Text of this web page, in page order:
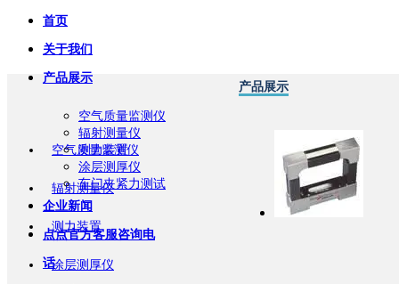
首页
关于我们
产品展示
空气质量监测仪
辐射测量仪
测力装置
涂层测厚仪
车门夹紧力测试
企业新闻
点点官方客服咨询电
话
空气质量监测仪
辐射测量仪
测力装置
涂层测厚仪
产品展示